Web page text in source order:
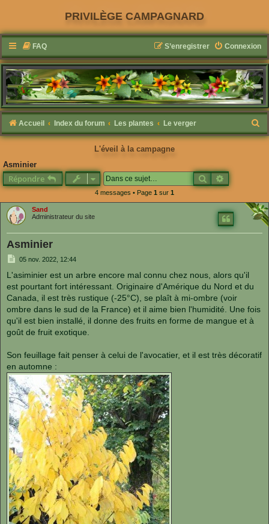
PRIVILÈGE CAMPAGNARD
FAQ Connexion
S’enregistrer
Accueil Index du forum Les plantes Le verger
e
c
L'éveil à la campagne
Asminier
Répondre Rechercher
4 messages • Page 1 sur 1
Sand
Administrateur du site
Asminier
M
s
a
e
05 nov. 2022, 12:44
L'asiminier est un arbre encore mal connu chez nous, alors qu'il
est pourtant fort intéressant. Originaire d'Amérique du Nord et du
Canada, il est très rustique (-25°C), se plaît à mi-ombre (voir
ombre dans le sud de la France) et il aime bien l'humidité. Une fois
qu'il est bien installé, il donne des fruits en forme de mangue et à
goût de fruit exotique.
Son feuillage fait penser à celui de l'avocatier, et il est très décoratif
en automne :